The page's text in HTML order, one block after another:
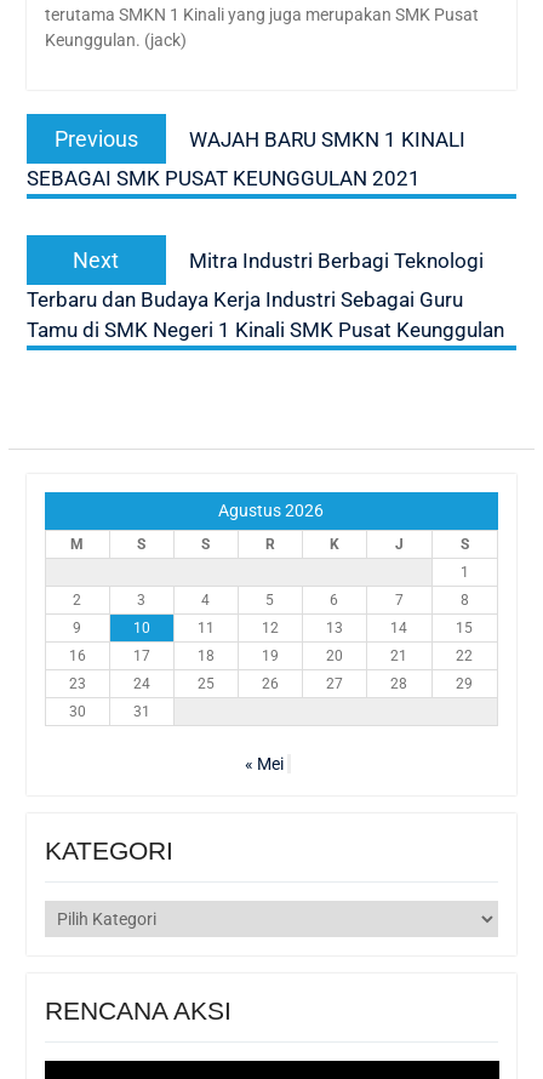
terutama SMKN 1 Kinali yang juga merupakan SMK Pusat
Keunggulan. (jack)
Navigasi
posPrevious
post:
WAJAH BARU SMKN 1 KINALI
SEBAGAI SMK PUSAT KEUNGGULAN 2021
Next
Next
post:
Mitra Industri Berbagi Teknologi
Terbaru dan Budaya Kerja Industri Sebagai Guru
Tamu di SMK Negeri 1 Kinali SMK Pusat Keunggulan
Agustus 2026
M S S R K J
S
1
2
3 4 5 6 7
8
9
10 11 12 13 14
15
16
17 18 19 20 21
22
23
24 25 26 27 28
29
30
31
« Mei
KATEGORI
KATEGORI
RENCANA AKSI